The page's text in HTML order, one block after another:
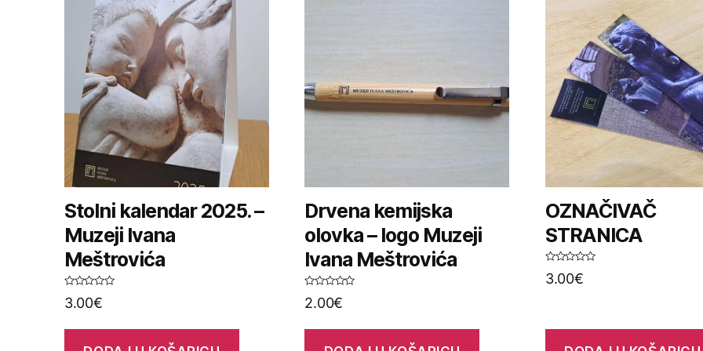
Stolni kalendar 2025. –
Muzeji Ivana
Meštrovića
O
c
3.00€
Drvena kemijska
olovka – logo Muzeji
Ivana Meštrovića
O
c
2.00€
OZNAČIVAČ
STRANICA
O
c
e
3.00€